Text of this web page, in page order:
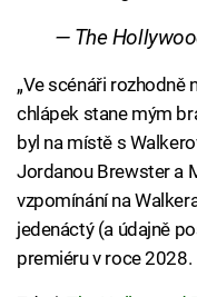
— The
„Ve scénáři rozhodně
chlápek stane mým
byl na místě s
Jordanou Brewster a
vzpomínání na
jedenáctý (a údajně
premiéru v roce 2028.